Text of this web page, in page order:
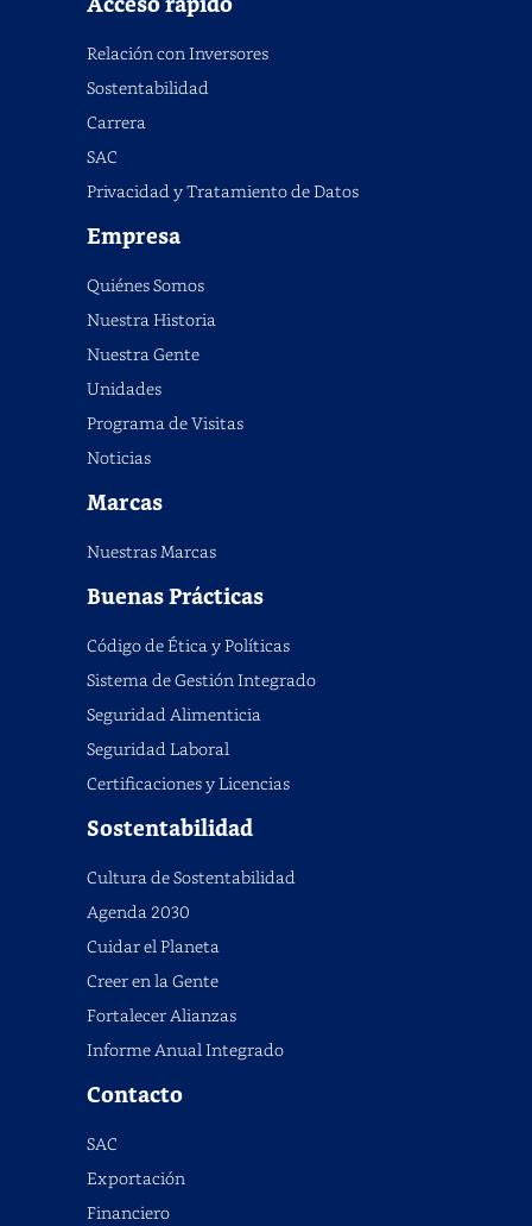
Relación con Inversores
Sostentabilidad
Carrera
SAC
Privacidad y Tratamiento de Datos
Empresa
Quiénes Somos
Nuestra Historia
Nuestra Gente
Unidades
Programa de Visitas
Noticias
Marcas
Nuestras Marcas
Buenas Prácticas
Código de Ética y Políticas
Sistema de Gestión Integrado
Seguridad Alimenticia
Seguridad Laboral
Certificaciones y Licencias
Sostentabilidad
Cultura de Sostentabilidad
Agenda 2030
Cuidar el Planeta
Creer en la Gente
Fortalecer Alianzas
Informe Anual Integrado
Contacto
SAC
Exportación
Financiero